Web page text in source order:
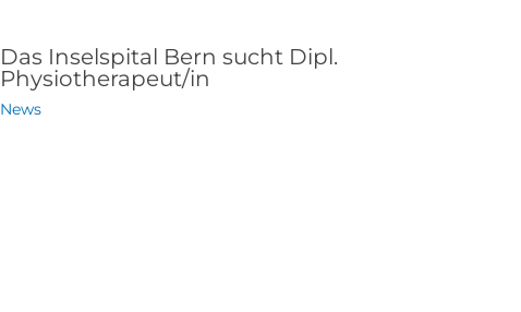
Das Inselspital Bern sucht Dipl.
Physiotherapeut/in
News